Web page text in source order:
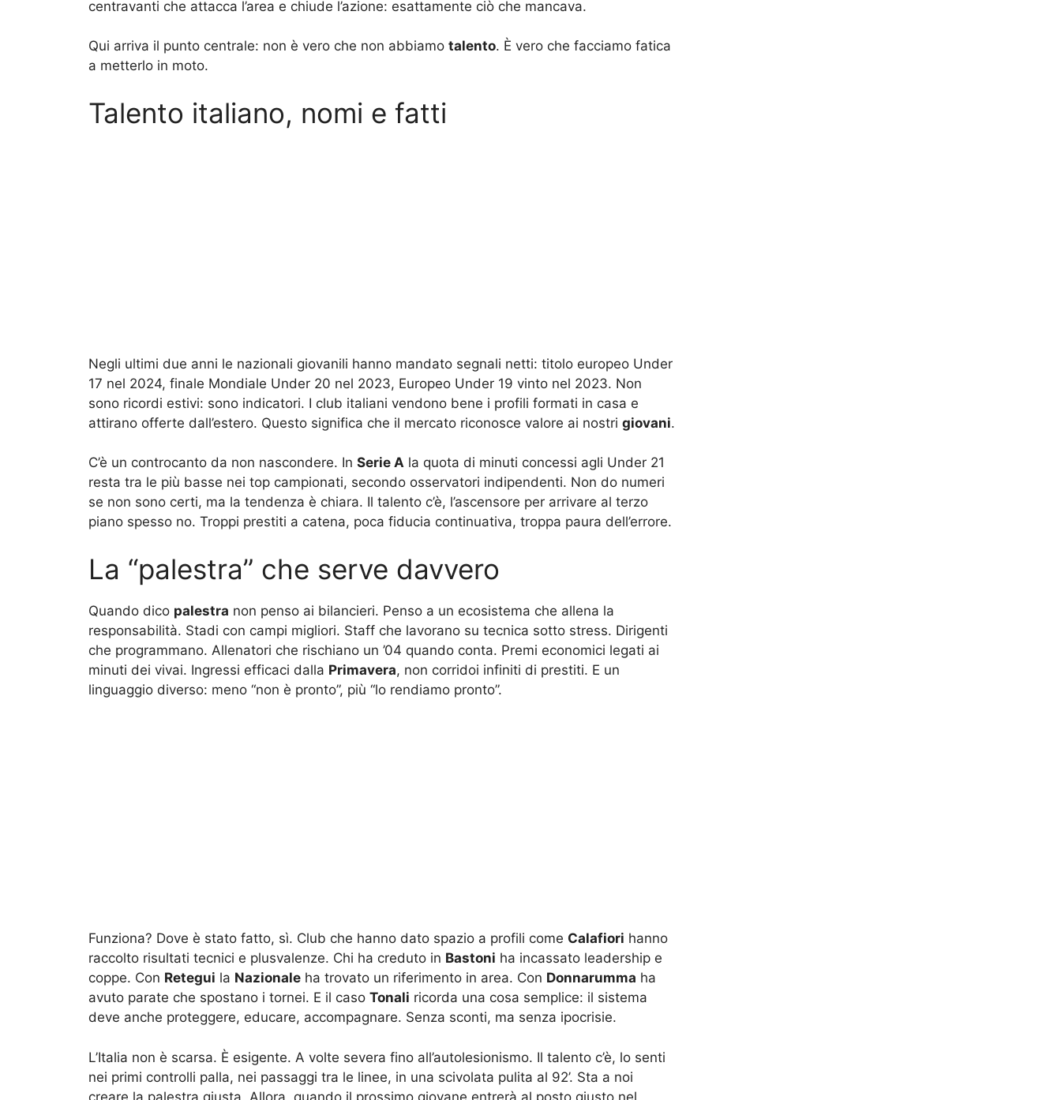
centravanti che attacca l’area e chiude l’azione: esattamente ciò che mancava.
Qui arriva il punto centrale: non è vero che non abbiamo talento. È vero che facciamo fatica
a metterlo in moto.
Talento italiano, nomi e fatti
Negli ultimi due anni le nazionali giovanili hanno mandato segnali netti: titolo europeo Under
17 nel 2024, finale Mondiale Under 20 nel 2023, Europeo Under 19 vinto nel 2023. Non
sono ricordi estivi: sono indicatori. I club italiani vendono bene i profili formati in casa e
attirano offerte dall’estero. Questo significa che il mercato riconosce valore ai nostri giovani.
C’è un controcanto da non nascondere. In Serie A la quota di minuti concessi agli Under 21
resta tra le più basse nei top campionati, secondo osservatori indipendenti. Non do numeri
se non sono certi, ma la tendenza è chiara. Il talento c’è, l’ascensore per arrivare al terzo
piano spesso no. Troppi prestiti a catena, poca fiducia continuativa, troppa paura dell’errore.
La “palestra” che serve davvero
Quando dico palestra non penso ai bilancieri. Penso a un ecosistema che allena la
responsabilità. Stadi con campi migliori. Staff che lavorano su tecnica sotto stress. Dirigenti
che programmano. Allenatori che rischiano un ’04 quando conta. Premi economici legati ai
minuti dei vivai. Ingressi efficaci dalla Primavera, non corridoi infiniti di prestiti. E un
linguaggio diverso: meno “non è pronto”, più “lo rendiamo pronto”.
Funziona? Dove è stato fatto, sì. Club che hanno dato spazio a profili come Calafiori hanno
raccolto risultati tecnici e plusvalenze. Chi ha creduto in Bastoni ha incassato leadership e
coppe. Con Retegui la Nazionale ha trovato un riferimento in area. Con Donnarumma ha
avuto parate che spostano i tornei. E il caso Tonali ricorda una cosa semplice: il sistema
deve anche proteggere, educare, accompagnare. Senza sconti, ma senza ipocrisie.
L’Italia non è scarsa. È esigente. A volte severa fino all’autolesionismo. Il talento c’è, lo senti
nei primi controlli palla, nei passaggi tra le linee, in una scivolata pulita al 92’. Sta a noi
creare la palestra giusta. Allora, quando il prossimo giovane entrerà al posto giusto nel